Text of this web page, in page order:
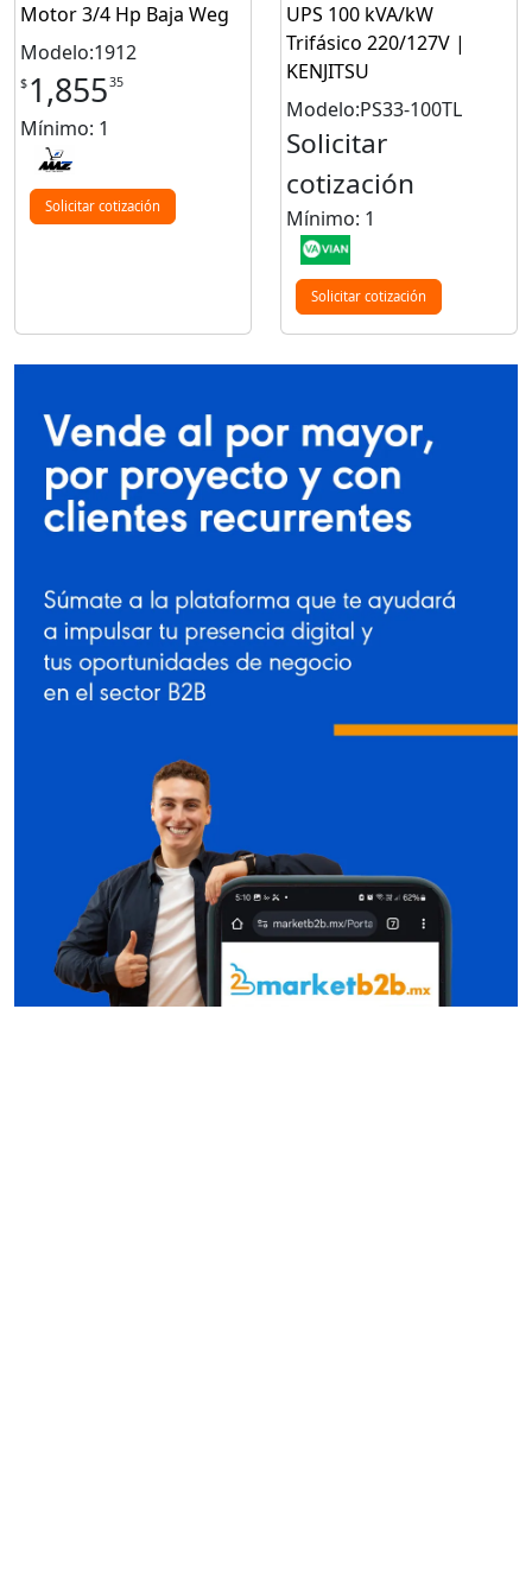
Motor 3/4 Hp Baja Weg
Modelo:1912
$ 1,85535
Mínimo: 1
Solicitar cotización
UPS 100 kVA/kW
Trifásico 220/127V |
KENJITSU
Modelo:PS33-100TL
Solicitar
cotización
Mínimo: 1
Solicitar cotización